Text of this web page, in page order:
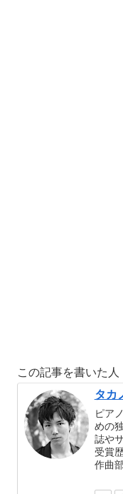
この記事を書いた人
タカ
ピア
めの
誌や
受賞
作曲